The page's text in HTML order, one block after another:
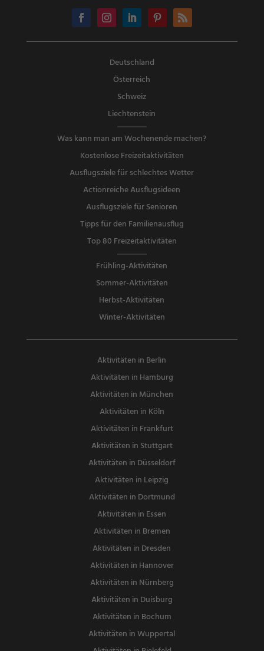
Deutschland
Österreich
Schweiz
Liechtenstein
Was kann man am Wochenende machen?
Kostenlose Freizeitaktivitäten
Ausflugsziele für schlechtes Wetter
Actionreiche Ausflugsideen
Ausflugsziele für Senioren
Tipps für den Familienausflug
Top 80 Freizeitaktivitäten
Frühling-Aktivitäten
Sommer-Aktivitäten
Herbst-Aktivitäten
Winter-Aktivitäten
Aktivitäten in Berlin
Aktivitäten in Hamburg
Aktivitäten in München
Aktivitäten in Köln
Aktivitäten in Frankfurt
Aktivitäten in Stuttgart
Aktivitäten in Düsseldorf
Aktivitäten in Leipzig
Aktivitäten in Dortmund
Aktivitäten in Essen
Aktivitäten in Bremen
Aktivitäten in Dresden
Aktivitäten in Hannover
Aktivitäten in Nürnberg
Aktivitäten in Duisburg
Aktivitäten in Bochum
Aktivitäten in Wuppertal